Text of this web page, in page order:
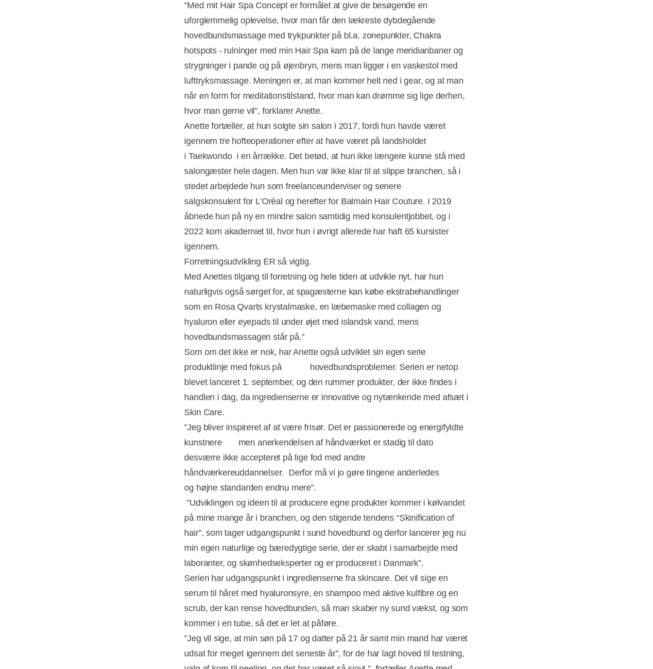
”Med mit Hair Spa Concept er formålet at give de besøgende en
uforglemmelig oplevelse, hvor man får den lækreste dybdegående
hovedbundsmassage med trykpunkter på bl.a. zonepunkter, Chakra
hotspots - rulninger med min Hair Spa kam på de lange meridianbaner og
strygninger i pande og på øjenbryn, mens man ligger i en vaskestol med
lufttryksmassage. Meningen er, at man kommer helt ned i gear, og at man
når en form for meditationstilstand, hvor man kan drømme sig lige derhen,
hvor man gerne vil”, forklarer Anette.
Anette fortæller, at hun solgte sin salon i 2017, fordi hun havde været
igennem tre hofteoperationer efter at have været på landsholdet
i Taekwondo i en årrække. Det betød, at hun ikke længere kunne stå med
salongæster hele dagen. Men hun var ikke klar til at slippe branchen, så i
stedet arbejdede hun som freelanceunderviser og senere
salgskonsulent for L’Oréal og herefter for Balmain Hair Couture. I 2019
åbnede hun på ny en mindre salon samtidig med konsulentjobbet, og i
2022 kom akademiet til, hvor hun i øvrigt allerede har haft 65 kursister
igennem.
Forretningsudvikling ER så vigtig.
Med Anettes tilgang til forretning og hele tiden at udvikle nyt, har hun
naturligvis også sørget for, at spagæsterne kan købe ekstrabehandlinger
som en Rosa Qvarts krystalmaske, en læbemaske med collagen og
hyaluron eller eyepads til under øjet med islandsk vand, mens
hovedbundsmassagen står på.”
Som om det ikke er nok, har Anette også udviklet sin egen serie
produktlinje med fokus på hovedbundsproblemer. Serien er netop
blevet lanceret 1. september, og den rummer produkter, der ikke findes i
handlen i dag, da ingredienserne er innovative og nytænkende med afsæt i
Skin Care.
”Jeg bliver inspireret af at være frisør. Det er passionerede og energifyldte
kunstnere men anerkendelsen af håndværket er stadig til dato
desværre ikke accepteret på lige fod med andre
håndværkereuddannelser. Derfor må vi jo gøre tingene anderledes
og højne standarden endnu mere”.
”Udviklingen og ideen til at producere egne produkter kommer i kølvandet
på mine mange år i branchen, og den stigende tendens “Skinification of
hair”, som tager udgangspunkt i sund hovedbund og derfor lancerer jeg nu
min egen naturlige og bæredygtige serie, der er skabt i samarbejde med
laboranter, og skønhedseksperter og er produceret i Danmark”.
Serien har udgangspunkt i ingredienserne fra skincare. Det vil sige en
serum til håret med hyaluronsyre, en shampoo med aktive kulfibre og en
scrub, der kan rense hovedbunden, så man skaber ny sund vækst, og som
kommer i en tube, så det er let at påføre.
”Jeg vil sige, at min søn på 17 og datter på 21 år samt min mand har været
udsat for meget igennem det seneste år”, for de har lagt hoved til testning,